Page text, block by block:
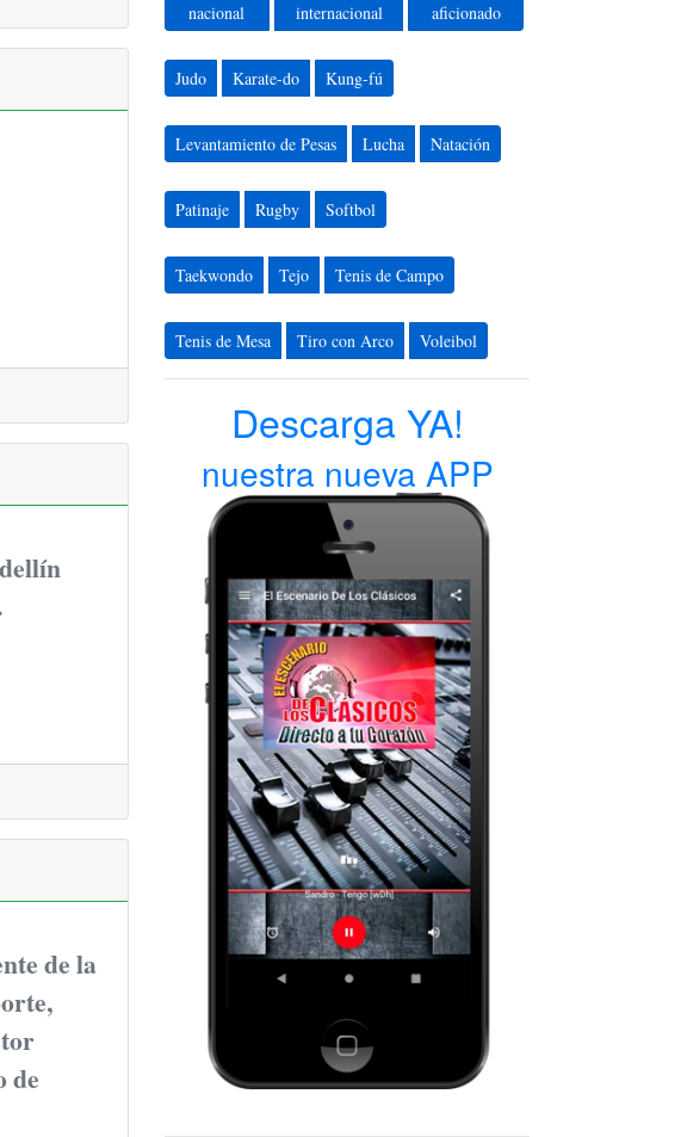
de la
de
nacional
internacional
aficionado
Judo Karate-do Kung-fú
Levantamiento de Pesas Lucha Natación
Patinaje Rugby Softbol
Taekwondo Tejo Tenis de Campo
Tenis de Mesa Tiro con Arco Voleibol
Descarga YA!
nuestra nueva APP